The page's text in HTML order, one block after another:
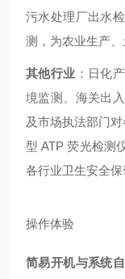
污水处理厂出水
测，为农业生产、
其他行业 ：日化
境监测、海关出
及市场执法部门
型 ATP 荧光检测
各行业卫生安全保
操作体验
简易开机与系统